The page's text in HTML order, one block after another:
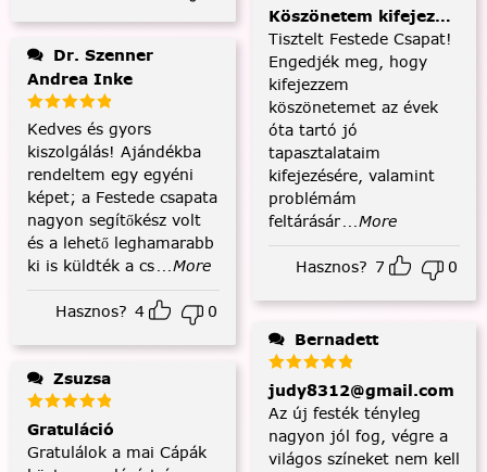
Andrea Inke
Kedves és gyors
kiszolgálás! Ajándékba
rendeltem egy egyéni
képet; a Festede csapata
nagyon segítőkész volt
és a lehető leghamarabb
ki is küldték a cs...More
Hasznos? 4 0
Zsuzsa
Gratuláció
Gratulálok a mai Cápák
Köszönetem kifejezése
Tisztelt Festede Csapat!
Engedjék meg, hogy
kifejezzem
köszönetemet az évek
óta tartó jó
tapasztalataim
kifejezésére, valamint
problémám
feltárásár...More
Hasznos? 7 0
Bernadett
judy8312@gmail.com
Az új festék tényleg
nagyon jól fog, végre a
világos színeket nem kell